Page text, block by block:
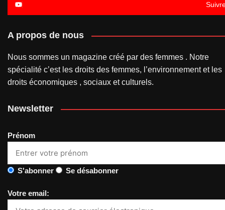
A propos de nous
Nous sommes un magazine créé par des femmes . Notre
spécialité c’est les droits des femmes, l’environnement et les
droits économiques , sociaux et culturels.
Newsletter
Prénom
S'abonner Se désabonner
Votre email: